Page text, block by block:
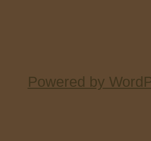
Powered by